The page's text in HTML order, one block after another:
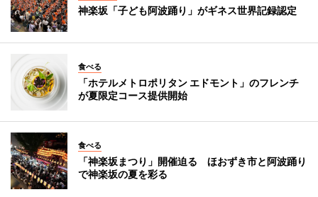
神楽坂「子ども阿波踊り」がギネス世界記録認定
食べる
「ホテルメトロポリタン エドモント」のフレンチ
が夏限定コース提供開始
食べる
「神楽坂まつり」開催迫る ほおずき市と阿波踊り
で神楽坂の夏を彩る